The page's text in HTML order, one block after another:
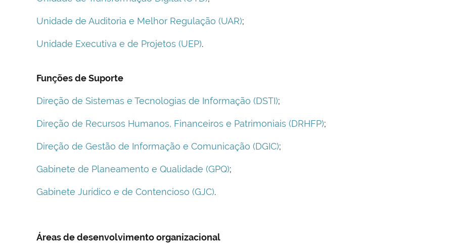
Unidade de Auditoria e Melhor Regulação (UAR);
Unidade Executiva e de Projetos (UEP).
Funções de Suporte
Direção de Sistemas e Tecnologias de Informação (DSTI);
Direção de Recursos Humanos, Financeiros e Patrimoniais (DRHFP);
Direção de Gestão de Informação e Comunicação (DGIC);
Gabinete de Planeamento e Qualidade (GPQ);
Gabinete Jurídico e de Contencioso (GJC).
Áreas de desenvolvimento organizacional